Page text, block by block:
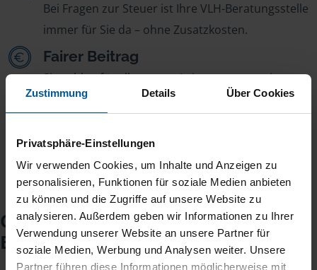
Zustimmung Details Über Cookies
Privatsphäre-Einstellungen
Wir verwenden Cookies, um Inhalte und Anzeigen zu
personalisieren, Funktionen für soziale Medien anbieten
zu können und die Zugriffe auf unsere Website zu
analysieren. Außerdem geben wir Informationen zu Ihrer
Verwendung unserer Website an unsere Partner für
soziale Medien, Werbung und Analysen weiter. Unsere
Partner führen diese Informationen möglicherweise mit
Bei Fragen zur Steuer ist Ihre VLH-Beratungsstelle
immer für Sie da – ohne Zusatzkosten.
Fairer Beitrag
Sie zahlen für alle unsere Leistungen nur einen
jährlichen Mitgliedsbeitrag, der sich nach Ihren
Checkliste für Ihr
Beratungsgespräch